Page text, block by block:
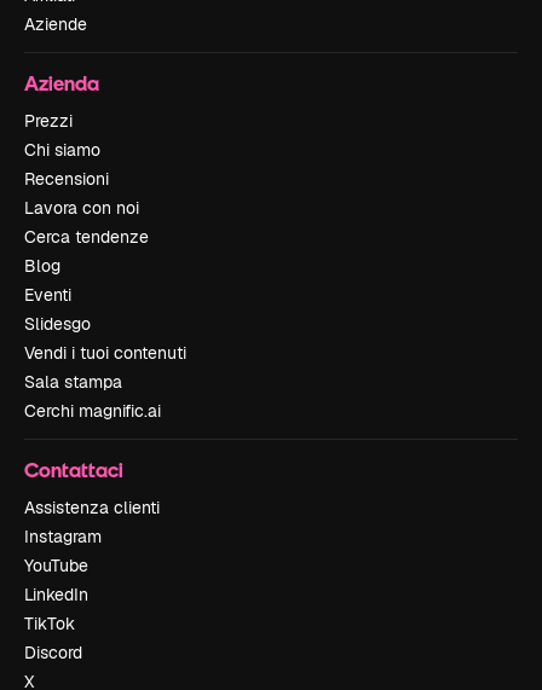
Aziende
Azienda
Prezzi
Chi siamo
Recensioni
Lavora con noi
Cerca tendenze
Blog
Eventi
Slidesgo
Vendi i tuoi contenuti
Sala stampa
Cerchi magnific.ai
Contattaci
Assistenza clienti
Instagram
YouTube
LinkedIn
TikTok
Discord
X